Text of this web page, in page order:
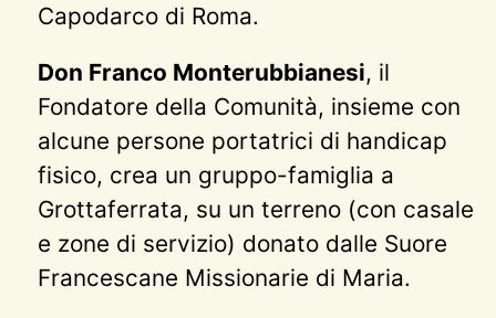
Capodarco di Roma.
Don Franco Monterubbianesi, il
Fondatore della Comunità, insieme con
alcune persone portatrici di handicap
fisico, crea un gruppo-famiglia a
Grottaferrata, su un terreno (con casale
e zone di servizio) donato dalle Suore
Francescane Missionarie di Maria.